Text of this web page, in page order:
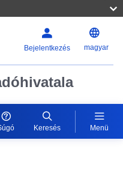
Bejelentkezés magyar
Keresés Menü